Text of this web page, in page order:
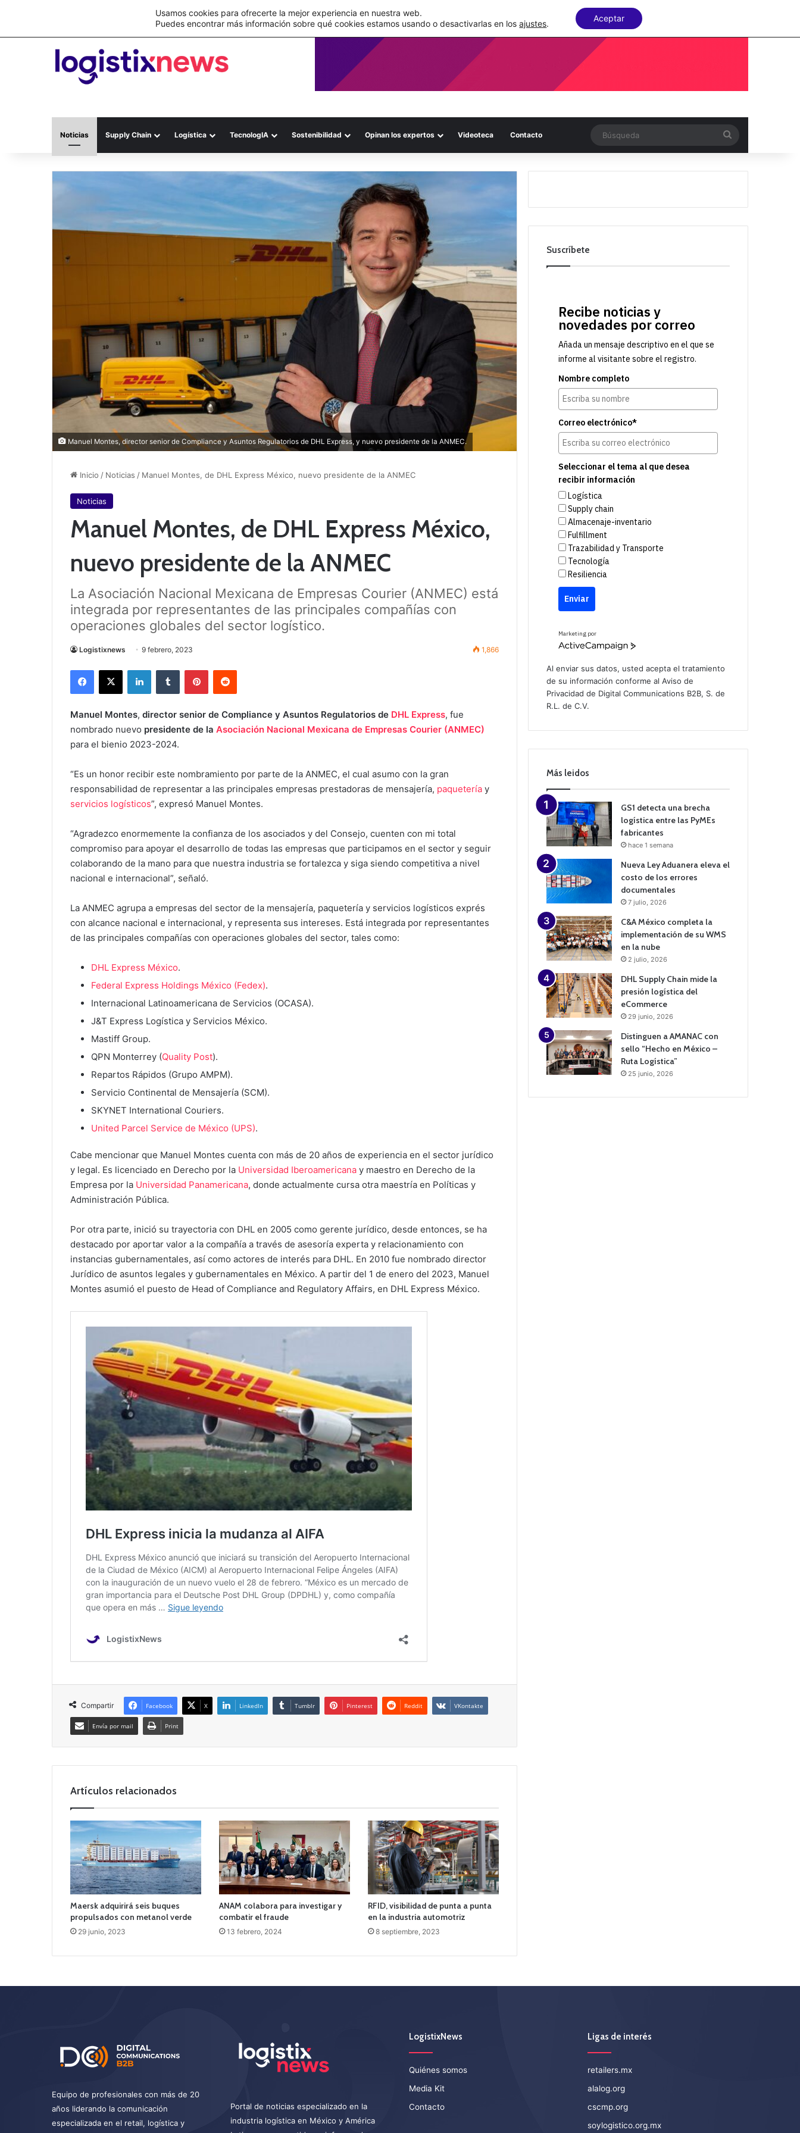
C&A México completa la implementación de su WMS en la nube
Noticias Supply Chain Logística TecnologIA Sostenibilidad Opinan los expertos Videoteca Contacto
Manuel Montes, director senior de Compliance y Asuntos Regulatorios de DHL Express, y nuevo presidente de la ANMEC.
Inicio / Noticias / Manuel Montes, de DHL Express México, nuevo presidente de la ANMEC
Noticias
Manuel Montes, de DHL Express México,
nuevo presidente de la ANMEC
La Asociación Nacional Mexicana de Empresas Courier (ANMEC) está
integrada por representantes de las principales compañías con
operaciones globales del sector logístico.
Logistixnews 9 febrero, 2023 1,866
Manuel Montes, director senior de Compliance y Asuntos Regulatorios de DHL Express, fue
nombrado nuevo presidente de la Asociación Nacional Mexicana de Empresas Courier (ANMEC)
para el bienio 2023-2024.
“Es un honor recibir este nombramiento por parte de la ANMEC, el cual asumo con la gran
responsabilidad de representar a las principales empresas prestadoras de mensajería, paquetería y
servicios logísticos”, expresó Manuel Montes.
“Agradezco enormemente la confianza de los asociados y del Consejo, cuenten con mi total
compromiso para apoyar el desarrollo de todas las empresas que participamos en el sector y seguir
colaborando de la mano para que nuestra industria se fortalezca y siga siendo competitiva a nivel
nacional e internacional”, señaló.
La ANMEC agrupa a empresas del sector de la mensajería, paquetería y servicios logísticos exprés
con alcance nacional e internacional, y representa sus intereses. Está integrada por representantes
de las principales compañías con operaciones globales del sector, tales como:
DHL Express México.
Federal Express Holdings México (Fedex).
Internacional Latinoamericana de Servicios (OCASA).
J&T Express Logística y Servicios México.
Mastiff Group.
QPN Monterrey (Quality Post).
Repartos Rápidos (Grupo AMPM).
Servicio Continental de Mensajería (SCM).
SKYNET International Couriers.
United Parcel Service de México (UPS).
Cabe mencionar que Manuel Montes cuenta con más de 20 años de experiencia en el sector jurídico
y legal. Es licenciado en Derecho por la Universidad Iberoamericana y maestro en Derecho de la
Empresa por la Universidad Panamericana, donde actualmente cursa otra maestría en Políticas y
Administración Pública.
Por otra parte, inició su trayectoria con DHL en 2005 como gerente jurídico, desde entonces, se ha
destacado por aportar valor a la compañía a través de asesoría experta y relacionamiento con
instancias gubernamentales, así como actores de interés para DHL. En 2010 fue nombrado director
Jurídico de asuntos legales y gubernamentales en México. A partir del 1 de enero del 2023, Manuel
Montes asumió el puesto de Head of Compliance and Regulatory Affairs, en DHL Express México.
Compartir Facebook X LinkedIn Tumblr Pinterest Reddit VKontakte
Envía por mail Print
Artículos relacionados
Maersk adquirirá seis buques
propulsados con metanol verde
29 junio, 2023
ANAM colabora para investigar y
combatir el fraude
13 febrero, 2024
RFID, visibilidad de punta a punta
en la industria automotriz
8 septiembre, 2023
Suscríbete
Recibe noticias y
novedades por correo
Añada un mensaje descriptivo en el que se
informe al visitante sobre el registro.
Nombre completo
Correo electrónico*
Seleccionar el tema al que desea
recibir información
Logística
Supply chain
Almacenaje-inventario
Fulfillment
Trazabilidad y Transporte
Tecnología
Resiliencia
Enviar
Marketing por
A
v
e
p
i
n
Al enviar sus datos, usted acepta el tratamiento
de su información conforme alAviso de
Privacidad de Digital Communications B2B, S. de
R.L. de C.V.
Más leidos
GS1 detecta una brecha
logística entre las PyMEs
fabricantes
hace 1 semana
Nueva Ley Aduanera eleva el
costo de los errores
documentales
7 julio, 2026
C&A México completa la
implementación de su WMS
en la nube
2 julio, 2026
DHL Supply Chain mide la
presión logística del
eCommerce
29 junio, 2026
Distinguen a AMANAC con
sello “Hecho en México –
Ruta Logística”
25 junio, 2026
Equipo de profesionales con más de 20
años liderando la comunicación
especializada en el retail, logística y
Portal de noticias especializado en la
industria logística en México y América
LogistixNews
Quiénes somos
Media Kit
Contacto
Ligas de interés
retailers.mx
alalog.org
cscmp.org
soylogistico.org.mx
Usamos cookies para ofrecerte la mejor experiencia en nuestra web.
Puedes encontrar más información sobre qué cookies estamos usando o desactivarlas en losajustes.
Aceptar